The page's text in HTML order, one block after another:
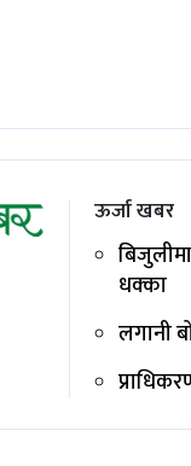
ऊर्जा खबर
धक्का
लगानी